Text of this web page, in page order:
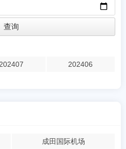
202406
成田国际机场